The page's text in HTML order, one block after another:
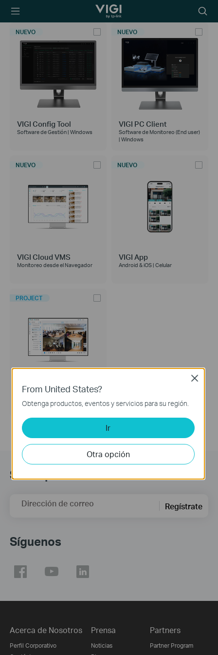
TP-Link, Reliably
icon
NUEVO
VIGI Config Tool
Software de Gestión | Windows
NUEVO
VIGI PC Client
Software de Monitoreo (End user)
| Windows
NUEVO
VIGI Cloud VMS
Monitoreo desde el Navegador
NUEVO
VIGI App
Android & iOS | Celular
PROJECT
VIGI VMS
escala) | Windows
Suscripción
Dirección de correo Regístrate
Síguenos
Acerca de Nosotros
Perfil Corporativo
Prensa
Noticias
Partners
Partner Program
From United States?
Obtenga productos, eventos y servicios para su región.
Ir
Otra opción
Close